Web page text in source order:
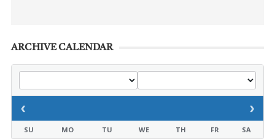
ARCHIVE CALENDAR
‹ ›
SU MO TU WE TH FR SA